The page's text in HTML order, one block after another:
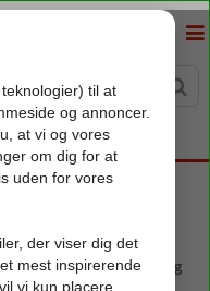
forkælelse for både dig